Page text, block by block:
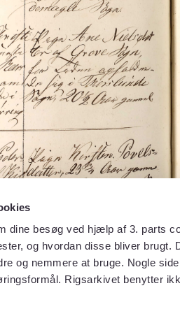
dine besøg ved hjælp af 3. parts
og hvordan disse bliver brugt.
og nemmere at bruge. Nogle
Rigsarkivet benytter